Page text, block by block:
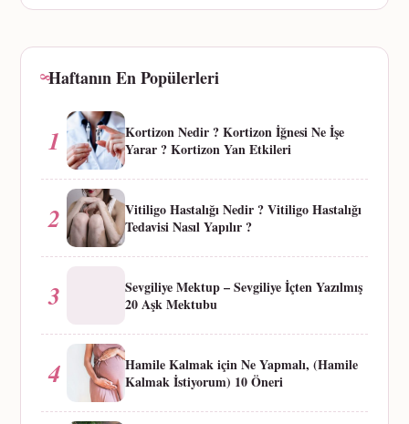
Haftanın En Popülerleri
1
Kortizon Nedir ? Kortizon İğnesi Ne İşe
Yarar ? Kortizon Yan Etkileri
2
Vitiligo Hastalığı Nedir ? Vitiligo Hastalığı
Tedavisi Nasıl Yapılır ?
3
Sevgiliye Mektup – Sevgiliye İçten Yazılmış
20 Aşk Mektubu
4
Hamile Kalmak için Ne Yapmalı, (Hamile
Kalmak İstiyorum) 10 Öneri